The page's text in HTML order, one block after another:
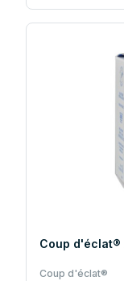
Coup d'éclat®
Coup d'éclat®